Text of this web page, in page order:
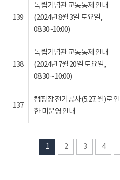
139
독립기념관 교통통제 안내
(2024년 8월 3일 토요일,
08:30~10:00)
138
독립기념관 교통통제 안내
(2024년 7월 20일 토요일,
08:30 ~ 10:00)
137
캠핑장 전기공사(5.27. 월)로 인
한 미운영 안내
1 2 3 4